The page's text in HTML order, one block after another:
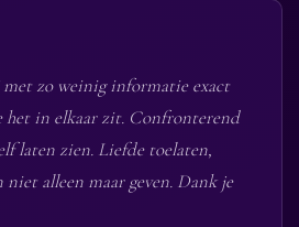
zo weinig informatie exact
het in elkaar zit. Confronterend
laten zien. Liefde toelaten,
niet alleen maar geven. Dank je